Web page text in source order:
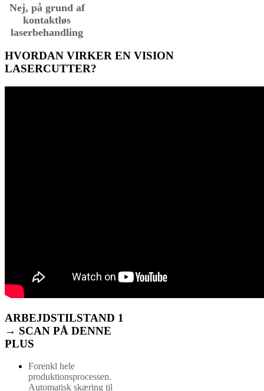
Nej, på grund af
kontaktløs
laserbehandling
HVORDAN VIRKER EN VISION
LASERCUTTER?
ARBEJDSTILSTAND 1
→ SCAN PÅ DENNE
PLUS
Forenkl hele
produktionsprocessen.
Automatisk skæring til